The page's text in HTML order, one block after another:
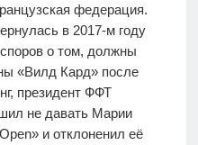
федерация.
в 2017-м году
о том, должны
«Вилд Кард» после
президент ФФТ
не давать Марии
и отклоненил её